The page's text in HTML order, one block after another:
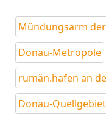
Mündungsarm
Donau-Metropole
rumän.hafen an
Donau-Quellgebiet